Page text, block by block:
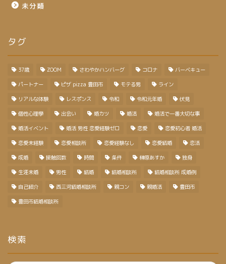
未分類
タグ
37歳 ZOOM さわやかハンバーグ コロナ バーベキュー
パートナー ピザ pizza 豊田市 モテる男 ライン
リアルな体験 レスポンス 令和 令和元年婚 伏見
個性心理學 出会い 婚カツ 婚活 婚活で一番大切な事
婚活イベント 婚活 男性 恋愛経験ゼロ 恋愛 恋愛初心者 婚活
恋愛未経験 恋愛相談所 恋愛経験なし 恋愛結婚 恋活
成婚 接触回数 時間 条件 榊原あすか 独身
生涯未婚 男性 結婚 結婚相談所 結婚相談所 成婚例
自己紹介 西三河結婚相談所 親コン 親婚活 豊田市
豊田市結婚相談所
検索